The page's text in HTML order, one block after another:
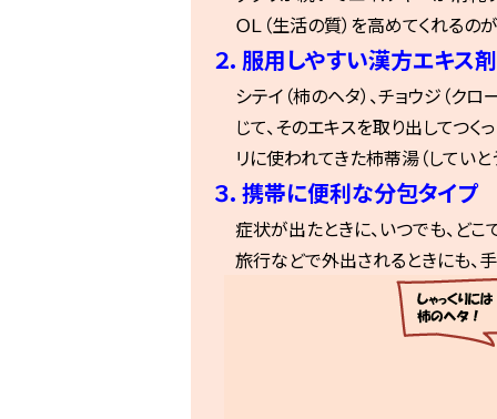
ＯＬ（生活の質）を高めてくれるの
２. 服用しやすい漢方エキス剤
シテイ（柿のヘタ）、チョウジ（クロ
じて、そのエキスを取り出してつ
リに使われてきた柿蒂湯（していと
３. 携帯に便利な分包タイプ
症状が出たときに、いつでも、ど
旅行などで外出されるときにも、